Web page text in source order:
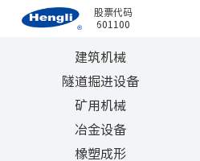
股票代码
601100
建筑机械
隧道掘进设备
矿用机械
冶金设备
橡塑成形